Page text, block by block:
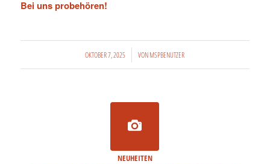
Bei uns probehören!
OKTOBER 7, 2025
/ VONMSPBENUTZER
NEUHEITEN